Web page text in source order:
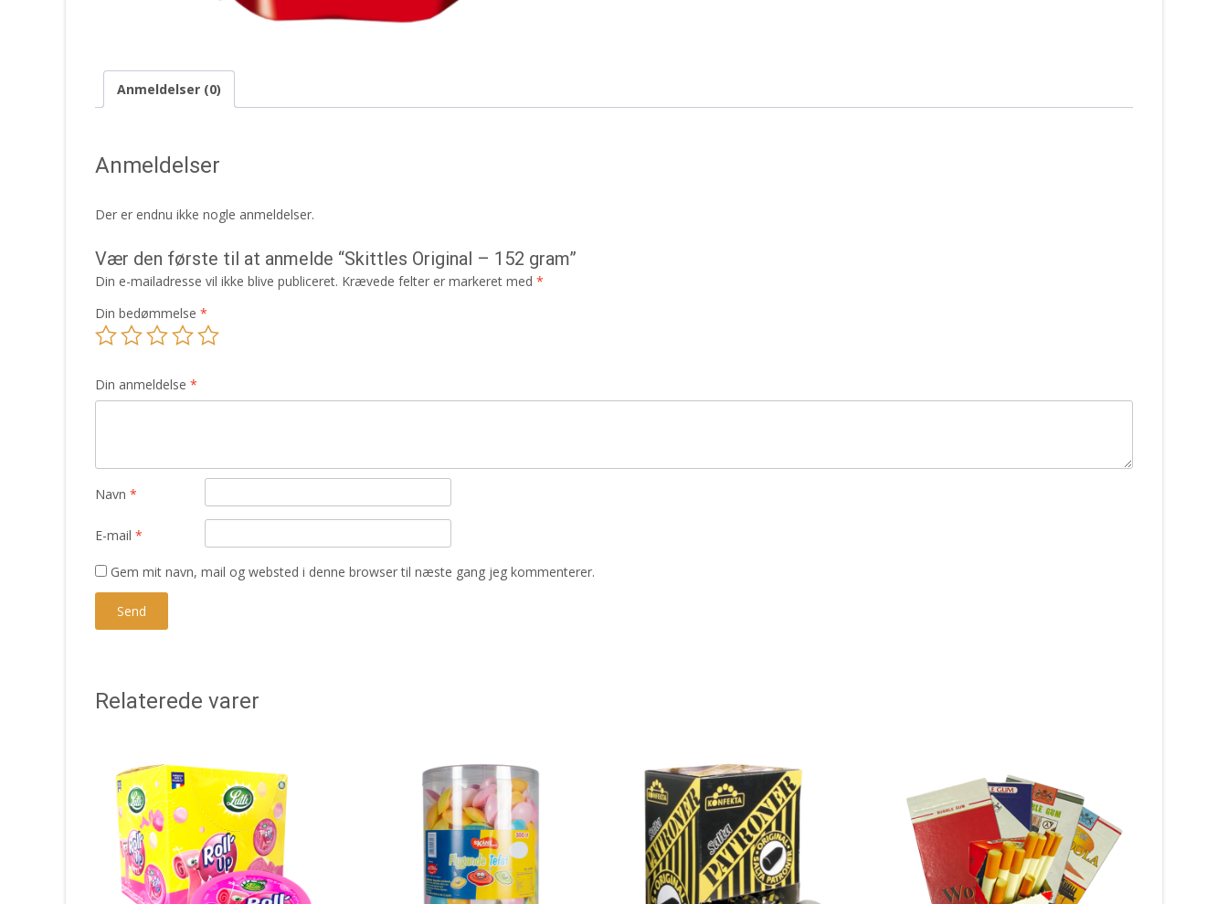
Anmeldelser (0)
Anmeldelser
Der er endnu ikke nogle anmeldelser.
Vær den første til at anmelde “Skittles Original – 152 gram”
Din e-mailadresse vil ikke blive publiceret. Krævede felter er markeret med *
Din bedømmelse *
Din anmeldelse *
Navn *
E-mail *
Gem mit navn, mail og websted i denne browser til næste gang jeg kommenterer.
Relaterede varer